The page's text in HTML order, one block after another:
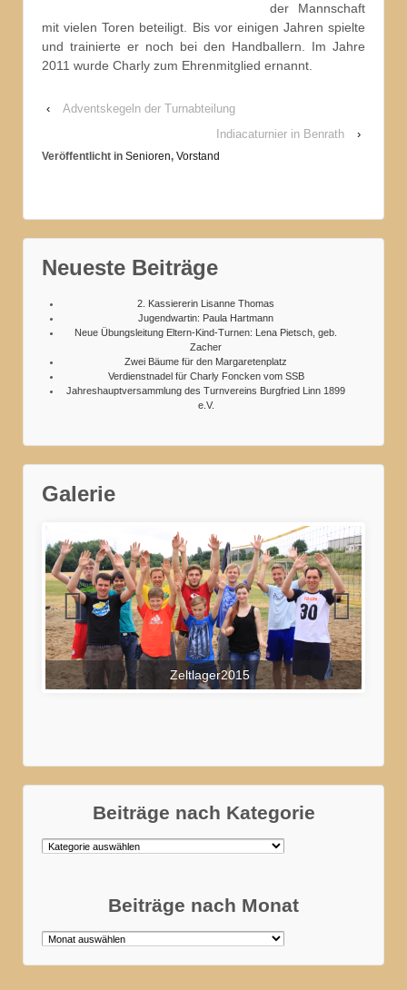
der Mannschaft
mit vielen Toren beteiligt. Bis vor einigen Jahren spielte
und trainierte er noch bei den Handballern. Im Jahre
2011 wurde Charly zum Ehrenmitglied ernannt.
‹
Adventskegeln der Turnabteilung
Indiacaturnier in Benrath
›
Veröffentlicht in Senioren, Vorstand
Neueste Beiträge
2. Kassiererin Lisanne Thomas
Jugendwartin: Paula Hartmann
Neue Übungsleitung Eltern-Kind-Turnen: Lena Pietsch, geb.
Zacher
Zwei Bäume für den Margaretenplatz
Verdienstnadel für Charly Foncken vom SSB
Jahreshauptversammlung des Turnvereins Burgfried Linn 1899
e.V.
Galerie
Zeltlager2015
Beiträge nach Kategorie
Beiträge nach Monat
Monat